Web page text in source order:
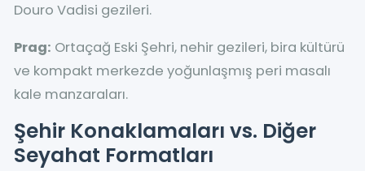
Douro Vadisi gezileri.
Prag: Ortaçağ Eski Şehri, nehir gezileri, bira kültürü
ve kompakt merkezde yoğunlaşmış peri masalı
kale manzaraları.
Şehir Konaklamaları vs. Diğer
Seyahat Formatları